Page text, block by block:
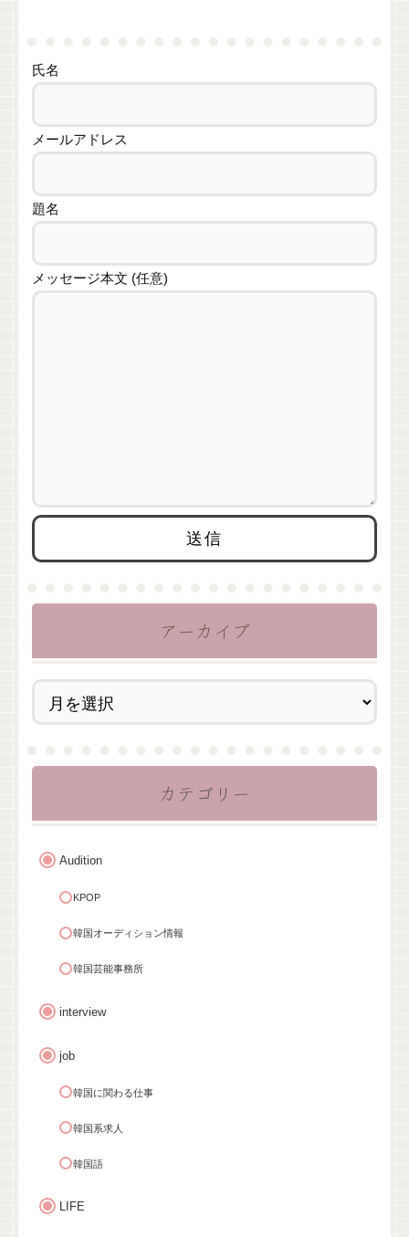
氏名
メールアドレス
題名
メッセージ本文 (任意)
アーカイブ
カテゴリー
Audition
KPOP
韓国オーディション情報
韓国芸能事務所
interview
job
韓国に関わる仕事
韓国系求人
韓国語
LIFE